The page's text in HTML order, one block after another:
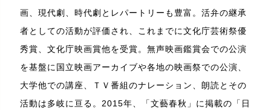
画、現代劇、時代劇とレパートリーも豊富。活弁の継承
者としての活動が評価され、これまでに文化庁芸術祭優
秀賞、文化庁映画賞他を受賞。無声映画鑑賞会での公演
を基盤に国立映画アーカイブや各地の映画祭での公演、
大学他での講座、ＴＶ番組のナレーション、朗読とその
活動は多岐に亘る。2015年、「文藝春秋」に掲載の「日